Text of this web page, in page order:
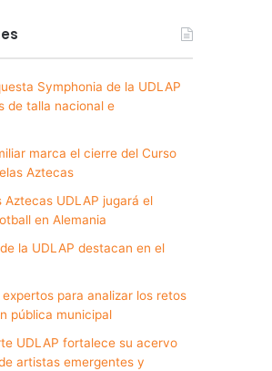
Symphonia de la UDLAP
de talla nacional e
marca el cierre del Curso
Aztecas
Aztecas UDLAP jugará el
en Alemania
la UDLAP destacan en el
para analizar los retos
pública municipal
UDLAP fortalece su acervo
artistas emergentes y